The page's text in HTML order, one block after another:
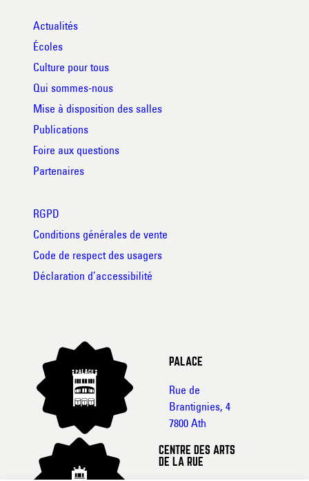
Actualités
Écoles
Culture pour tous
Qui sommes-nous
Mise à disposition des salles
Publications
Foire aux questions
Partenaires
RGPD
Conditions générales de vente
Code de respect des usagers
Déclaration d’accessibilité
PALACE
Rue de
Brantignies, 4
7800 Ath
CENTRE DES ARTS
DE LA RUE